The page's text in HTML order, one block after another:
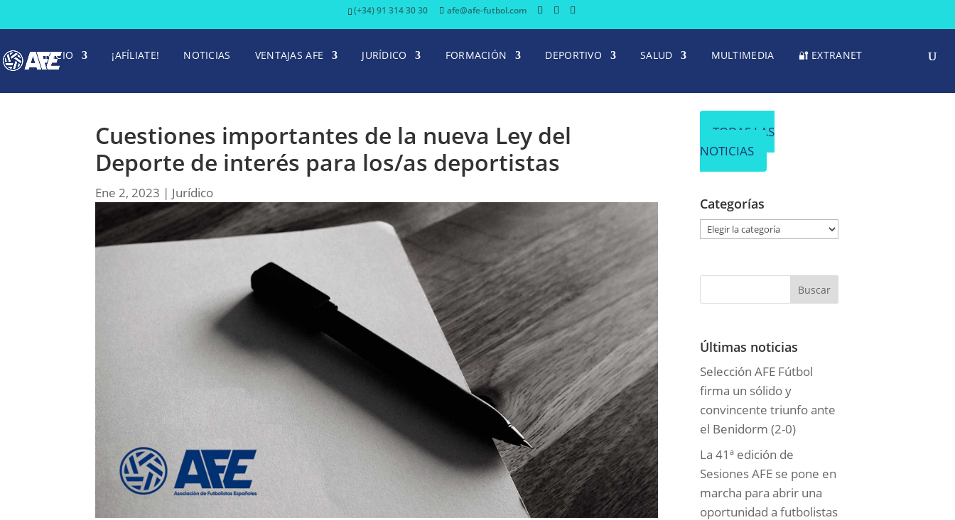
(+34) 91 314 30 30 afe@afe-futbol.com
INICIO ¡AFÍLIATE! NOTICIAS VENTAJAS AFE JURÍDICO FORMACIÓN DEPORTIVO SALUD MULTIMEDIA 🔐 EXTRANET
Cuestiones importantes de la nueva Ley del
Deporte de interés para los/as deportistas
Ene 2, 2023 | Jurídico
TODAS LAS
NOTICIAS
Categorías
g
r
a
s
Últimas noticias
Selección AFE Fútbol
firma un sólido y
convincente triunfo ante
el Benidorm (2-0)
La 41ª edición de
Sesiones AFE se pone en
marcha para abrir una
oportunidad a futbolistas